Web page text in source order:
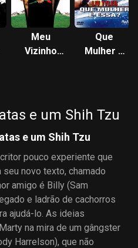
Meu
Vizinho
Que
Mulher é
e um Shih Tzu
e um Shih Tzu
pouco experiente que
novo texto, chamado
amigo é Billy (Sam
e ladrão de cachorros
ajudá-lo. As ideias
na mira de um gângster
Harrelson), que não